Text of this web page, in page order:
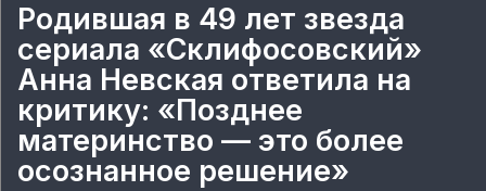
Родившая в 49 лет звезда
сериала «Склифосовский»
Анна Невская ответила на
критику: «Позднее
материнство — это более
осознанное решение»